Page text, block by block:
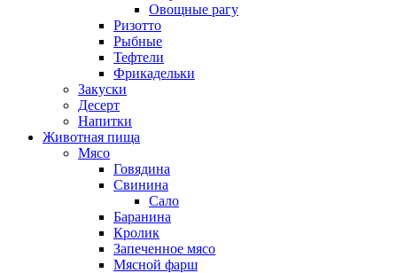
Овощные рагу
Ризотто
Рыбные
Тефтели
Фрикадельки
Закуски
Десерт
Напитки
Животная пища
Мясо
Говядина
Свинина
Сало
Баранина
Кролик
Запеченное мясо
Мясной фарш